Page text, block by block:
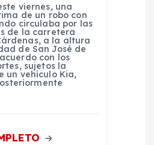
viernes, una
de un robo con
circulaba por las
de la carretera
a la altura
de San José de
con los
sujetos la
un vehículo Kia,